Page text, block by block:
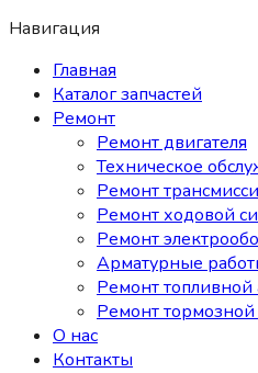
Навигация
Главная
Каталог запчастей
Ремонт
Ремонт двигателя
Техническое
Ремонт
Ремонт ходовой
Ремонт
Арматурные
Ремонт топливной
Ремонт тормозной
О нас
Контакты